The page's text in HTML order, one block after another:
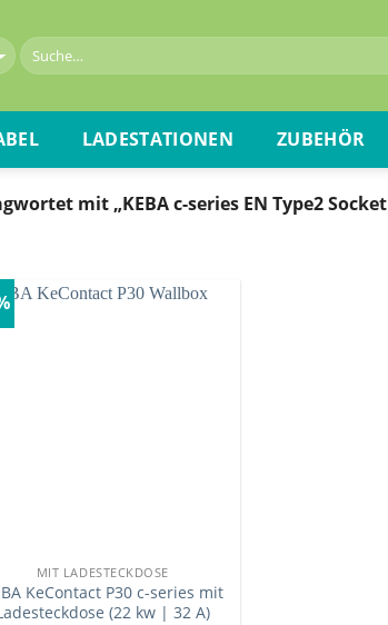
LADESTATIONEN ZUBEHÖR
mit „KEBA c-series EN Type2 Socket
MIT LADESTECKDOSE
KeContact P30 c-series mit
(22 kw | 32 A)